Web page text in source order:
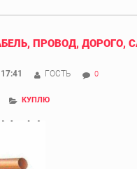
ПРОВОД, ДОРОГО,
ГОСТЬ 0
КУПЛЮ